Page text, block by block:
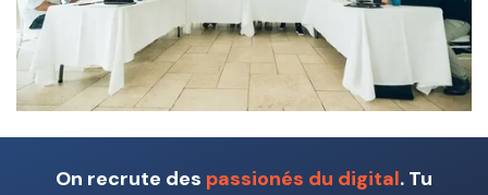
On recrute des passionés du digital. Tu